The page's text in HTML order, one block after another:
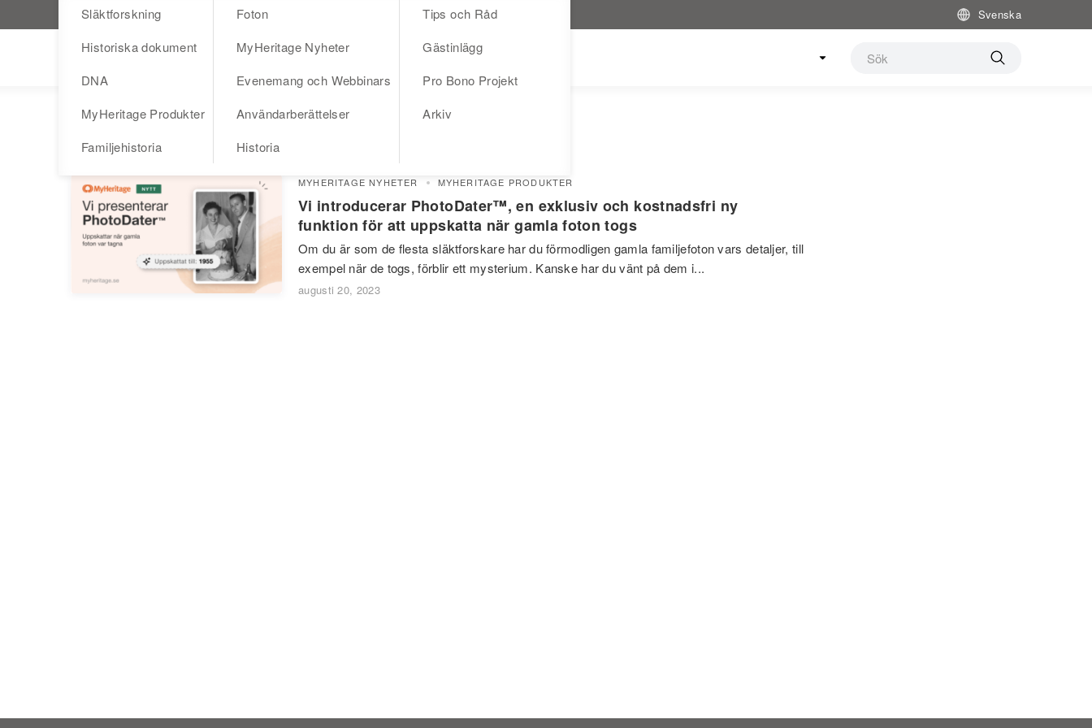
Besök MyHeritage.se Svenska
Blog
Släktforskning
Historiska dokument
DNA
MyHeritage Produkter
Familjehistoria
Foton
MyHeritage Nyheter
Evenemang och Webbinars
Användarberättelser
Historia
Tips och Råd
Gästinlägg
Pro Bono Projekt
Arkiv
PhotoDater™
MYHERITAGE NYHETER MYHERITAGE PRODUKTER
Vi introducerar PhotoDater™, en exklusiv och kostnadsfri ny
funktion för att uppskatta när gamla foton togs
Om du är som de flesta släktforskare har du förmodligen gamla familjefoton vars detaljer, till
exempel när de togs, förblir ett mysterium. Kanske har du vänt på dem i...
augusti 20, 2023